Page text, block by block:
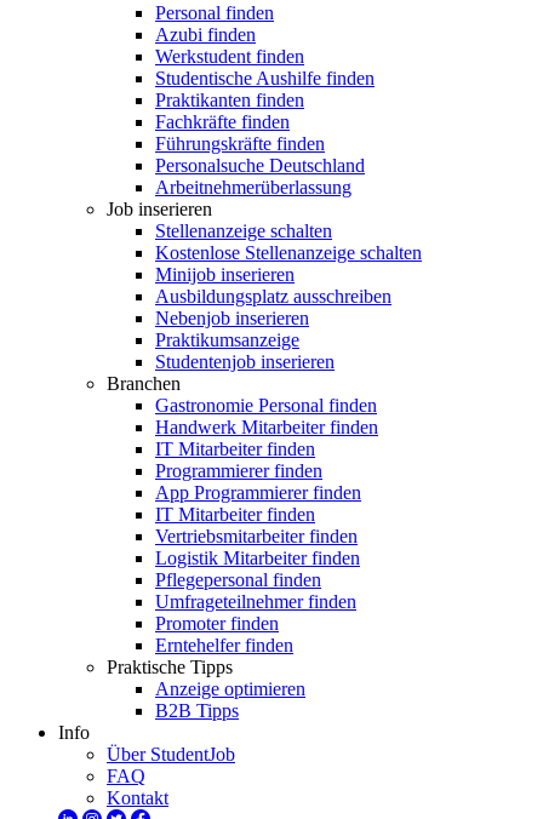
Personal finden
Azubi finden
Werkstudent finden
Studentische Aushilfe finden
Praktikanten finden
Fachkräfte finden
Führungskräfte finden
Personalsuche Deutschland
Arbeitnehmerüberlassung
Job inserieren
Stellenanzeige schalten
Kostenlose Stellenanzeige schalten
Minijob inserieren
Ausbildungsplatz ausschreiben
Nebenjob inserieren
Praktikumsanzeige
Studentenjob inserieren
Branchen
Gastronomie Personal finden
Handwerk Mitarbeiter finden
IT Mitarbeiter finden
Programmierer finden
App Programmierer finden
IT Mitarbeiter finden
Vertriebsmitarbeiter finden
Logistik Mitarbeiter finden
Pflegepersonal finden
Umfrageteilnehmer finden
Promoter finden
Erntehelfer finden
Praktische Tipps
Anzeige optimieren
B2B Tipps
Info
Über StudentJob
FAQ
Kontakt